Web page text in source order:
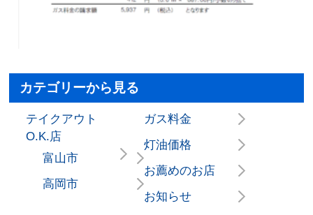
カテゴリーから見る
テイクアウト
O.K.店
富山市
高岡市
ガス料金
灯油価格
お薦めのお店
お知らせ